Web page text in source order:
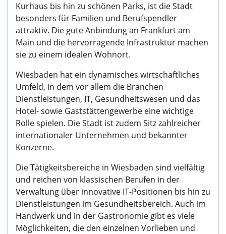
Kurhaus bis hin zu schönen Parks, ist die Stadt
besonders für Familien und Berufspendler
attraktiv. Die gute Anbindung an Frankfurt am
Main und die hervorragende Infrastruktur machen
sie zu einem idealen Wohnort.
Wiesbaden hat ein dynamisches wirtschaftliches
Umfeld, in dem vor allem die Branchen
Dienstleistungen, IT, Gesundheitswesen und das
Hotel- sowie Gaststättengewerbe eine wichtige
Rolle spielen. Die Stadt ist zudem Sitz zahlreicher
internationaler Unternehmen und bekannter
Konzerne.
Die Tätigkeitsbereiche in Wiesbaden sind vielfältig
und reichen von klassischen Berufen in der
Verwaltung über innovative IT-Positionen bis hin zu
Dienstleistungen im Gesundheitsbereich. Auch im
Handwerk und in der Gastronomie gibt es viele
Möglichkeiten, die den einzelnen Vorlieben und